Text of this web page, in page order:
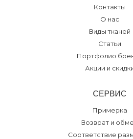
Контакты
О нас
Виды тканей
Статьи
Портфолио
Акции и
СЕРВИС
Примерка
Возврат и
Соответствие